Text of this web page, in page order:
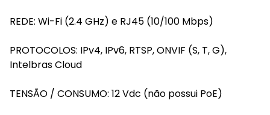
REDE: Wi-Fi (2.4 GHz) e RJ45 (10/100 Mbps)
PROTOCOLOS: IPv4, IPv6, RTSP, ONVIF (S, T, G),
Intelbras Cloud
TENSÃO / CONSUMO: 12 Vdc (não possui PoE)